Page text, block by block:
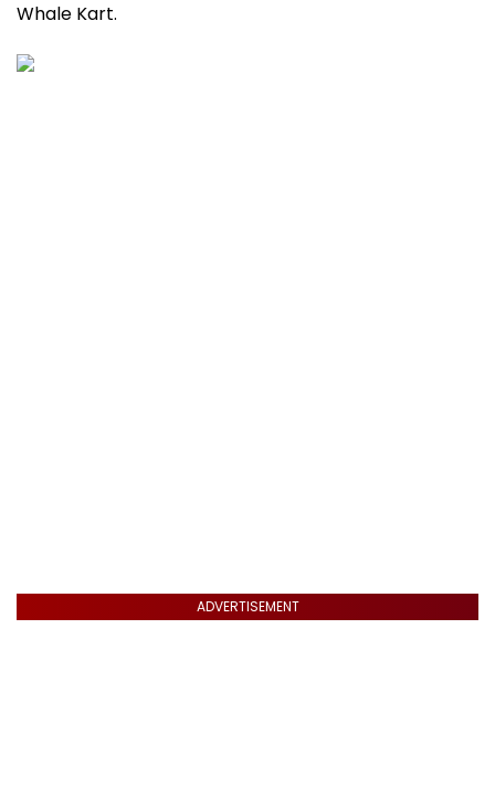
Whale Kart.
ADVERTISEMENT